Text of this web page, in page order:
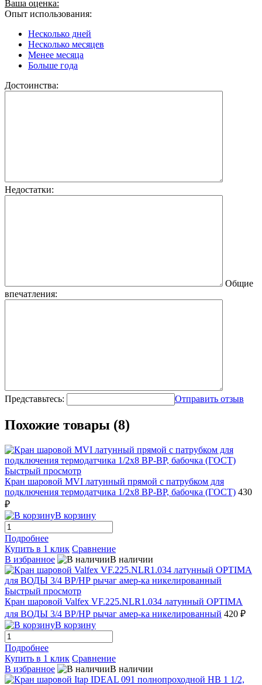
Ваша оценка:
Опыт использования:
Несколько дней
Несколько месяцев
Менее месяца
Больше года
Достоинства:
Недостатки:
Общие
впечатления:
Представьтесь: Отправить отзыв
Похожие товары (8)
Быстрый просмотр
Кран шаровой MVI латунный прямой с патрубком для
подключения термодатчика 1/2x8 ВР-ВР, бабочка (ГОСТ) 430
₽
В корзину
Подробнее
Купить в 1 клик Сравнение
В избранное
В наличии
Быстрый просмотр
Кран шаровой Valfex VF.225.NLR1.034 латунный OPTIMA
для ВОДЫ 3/4 ВР/НР рычаг амер-ка никелированный 420 ₽
В корзину
Подробнее
Купить в 1 клик Сравнение
В избранное
В наличии